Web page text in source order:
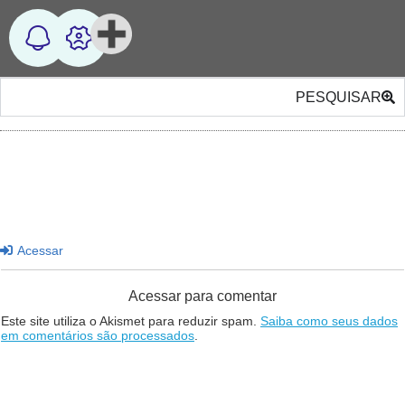
PESQUISAR
Acessar
Acessar para comentar
Este site utiliza o Akismet para reduzir spam. Saiba como seus dados
em comentários são processados